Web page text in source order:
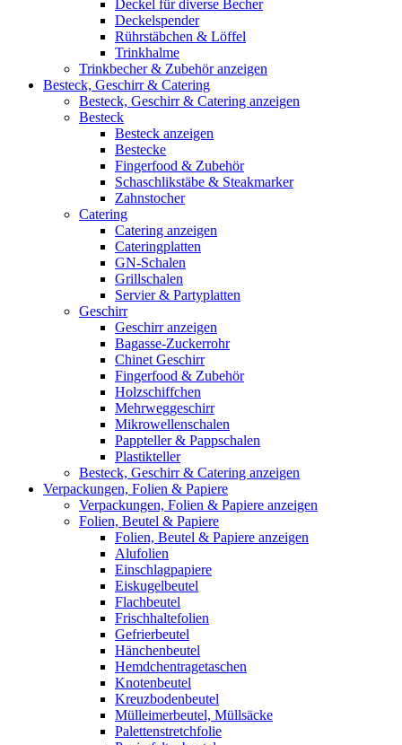
Deckel für diverse Becher
Deckelspender
Rührstäbchen & Löffel
Trinkhalme
Trinkbecher & Zubehör anzeigen
Besteck, Geschirr & Catering
Besteck, Geschirr & Catering anzeigen
Besteck
Besteck anzeigen
Bestecke
Fingerfood & Zubehör
Schaschlikstäbe & Steakmarker
Zahnstocher
Catering
Catering anzeigen
Cateringplatten
GN-Schalen
Grillschalen
Servier & Partyplatten
Geschirr
Geschirr anzeigen
Bagasse-Zuckerrohr
Chinet Geschirr
Fingerfood & Zubehör
Holzschiffchen
Mehrweggeschirr
Mikrowellenschalen
Pappteller & Pappschalen
Plastikteller
Besteck, Geschirr & Catering anzeigen
Verpackungen, Folien & Papiere
Verpackungen, Folien & Papiere anzeigen
Folien, Beutel & Papiere
Folien, Beutel & Papiere anzeigen
Alufolien
Einschlagpapiere
Eiskugelbeutel
Flachbeutel
Frischhaltefolien
Gefrierbeutel
Hänchenbeutel
Hemdchentragetaschen
Knotenbeutel
Kreuzbodenbeutel
Mülleimerbeutel, Müllsäcke
Palettenstretchfolie